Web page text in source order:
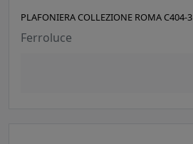
PLAFONIERA COLLEZIONE ROMA C404-3
Ferroluce